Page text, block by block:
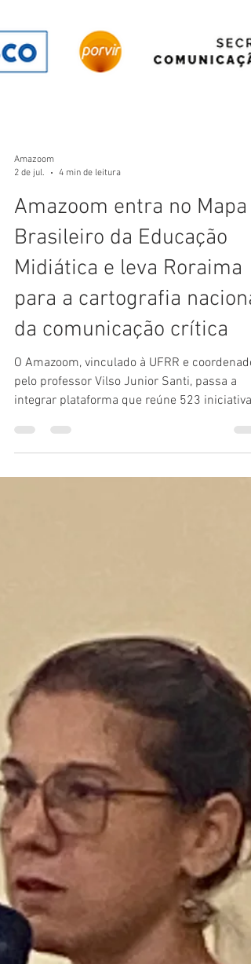
Amazoom
2 de jul.
4 min de leitura
Amazoom entra no Mapa
Brasileiro da Educação
Midiática e leva Roraima
para a cartografia nacional
da comunicação crítica
pelo professor Vilso Junior Santi, passa a
integrar plataforma que reúne 523 iniciativas
de educação midiática no país, fortalecendo